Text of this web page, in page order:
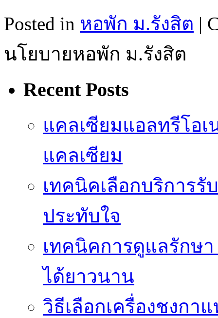
Posted in หอพัก ม.รังสิต |
นโยบายหอพัก ม.รังสิต
Recent Posts
แคลเซียมแอลทรีโอ
แคลเซียม
เทคนิคเลือกบริการรั
ประทับใจ
เทคนิคการดูแลรักษา
ได้ยาวนาน
วิธีเลือกเครื่องชงกา